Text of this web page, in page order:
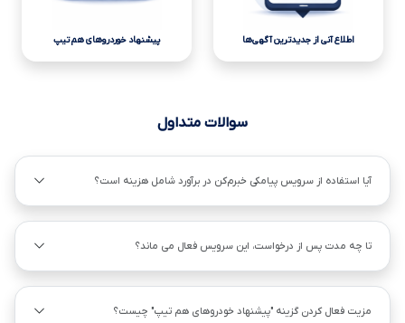
اطلاع آنی از جدیدترین آگهی‌ها پیشنهاد خوردروهای هم تیپ
سوالات متداول
آیا استفاده از سرویس پیامکی خبرم‌کن در برآورد شامل هزینه است؟
تا چه مدت پس از درخواست، این سرویس فعال می ماند؟
مزیت فعال کردن گزینه "پیشنهاد خودروهای هم ‌تیپ" چیست؟